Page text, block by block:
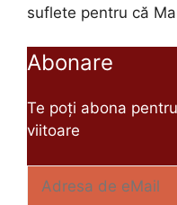
suflete pentru că
Abonare
Te poți abona
viitoare